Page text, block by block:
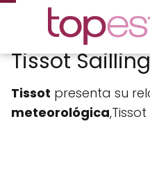
Tissot
Tissot presenta su
meteorológica